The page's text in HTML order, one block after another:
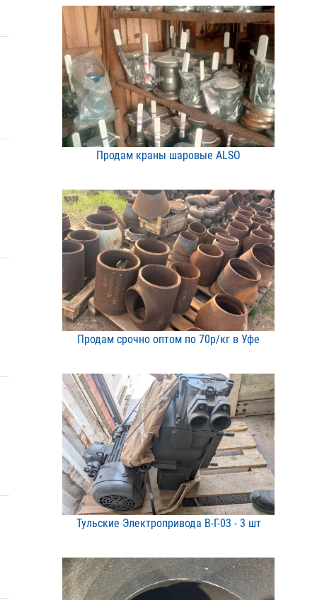
Продам краны шаровые ALS​O
Продам срочно оптом по 7​0р/кг в Уфе
Тульские Электропривода ​В-Г-03 - 3 шт